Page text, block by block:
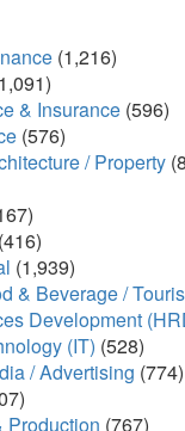
(1,216)
& Insurance (596)
(576)
/ Property
(416)
(1,939)
& Beverage /
Development
(IT) (528)
/ Advertising (774)
Production (767)